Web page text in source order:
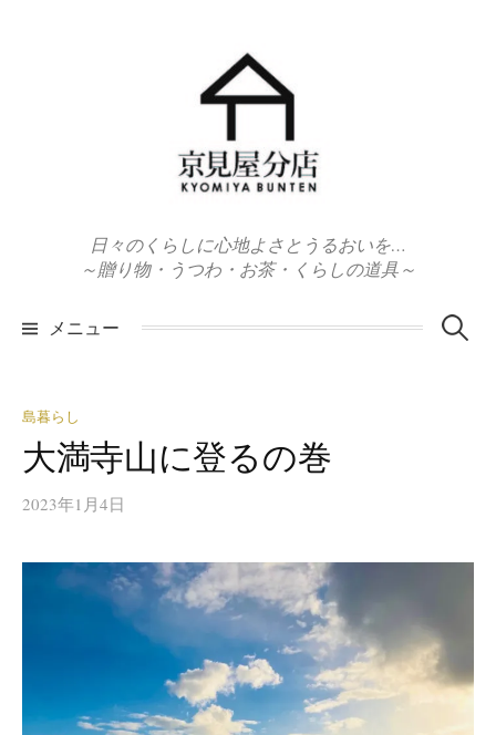
日々のくらしに心地よさとうるおいを…
～贈り物・うつわ・お茶・くらしの道具～
メニュー 検
島暮らし
大満寺山に登るの巻
2023年1月4日